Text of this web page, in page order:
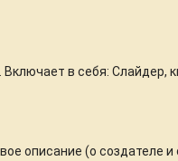
в себя: Слайдер,
описание (о создателе и